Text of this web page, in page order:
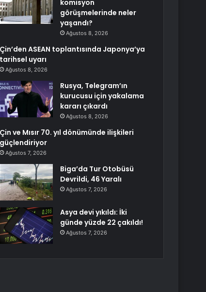
komisyon
görüşmelerinde neler
yaşandı?
Ağustos 8, 2026
Çin’den ASEAN toplantısında Japonya’ya
tarihsel uyarı
Ağustos 8, 2026
Rusya, Telegram’ın
kurucusu için yakalama
kararı çıkardı
Ağustos 8, 2026
Çin ve Mısır 70. yıl dönümünde ilişkileri
güçlendiriyor
Ağustos 7, 2026
Biga’da Tur Otobüsü
Devrildi, 46 Yaralı
Ağustos 7, 2026
Asya devi yıkıldı: İki
günde yüzde 22 çakıldı!
Ağustos 7, 2026